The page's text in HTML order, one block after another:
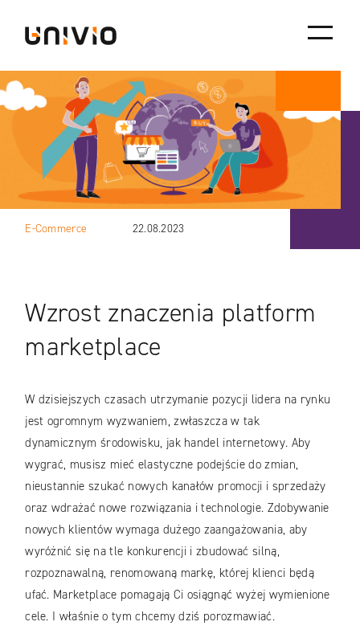
content
E-Commerce 22.08.2023
Wzrost znaczenia platform
marketplace
W dzisiejszych czasach utrzymanie pozycji lidera na rynku
jest ogromnym wyzwaniem, zwłaszcza w tak
dynamicznym środowisku, jak handel internetowy. Aby
wygrać, musisz mieć elastyczne podejście do zmian,
nieustannie szukać nowych kanałów promocji i sprzedaży
oraz wdrażać nowe rozwiązania i technologie. Zdobywanie
nowych klientów wymaga dużego zaangażowania, aby
wyróżnić się na tle konkurencji i zbudować silną,
rozpoznawalną, renomowaną markę, której klienci będą
ufać. Marketplace pomagają Ci osiągnąć wyżej wymienione
cele. I właśnie o tym chcemy dziś porozmawiać.